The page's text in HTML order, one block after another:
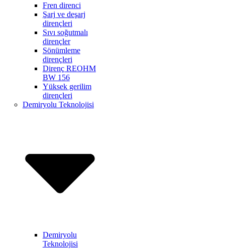
Fren direnci
Şarj ve deşarj
dirençleri
Sıvı soğutmalı
dirençler
Sönümleme
dirençleri
Direnç REOHM
BW 156
Yüksek gerilim
dirençleri
Demiryolu Teknolojisi
Demiryolu
Teknolojisi